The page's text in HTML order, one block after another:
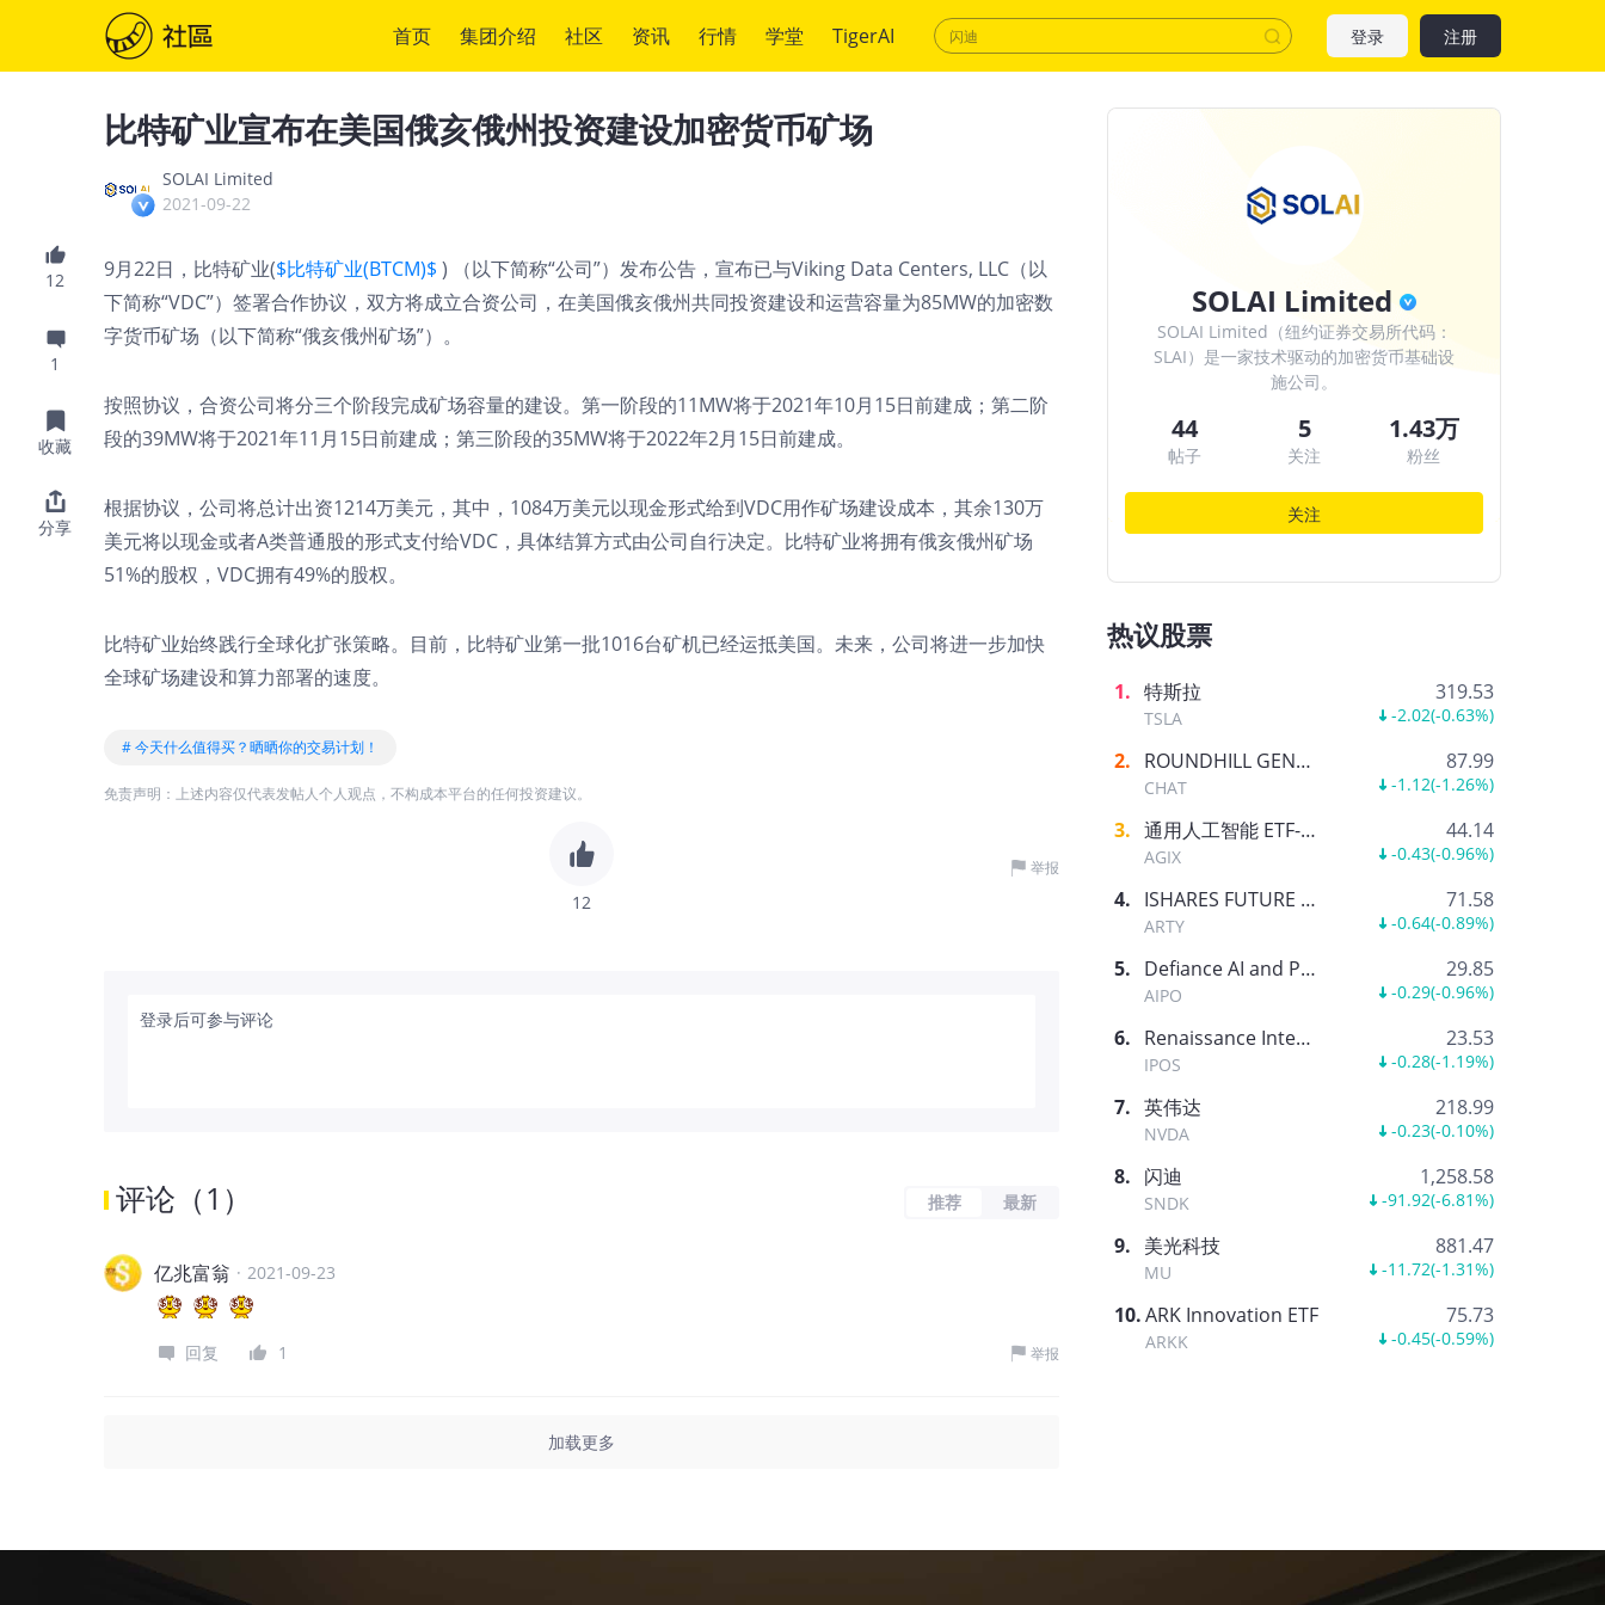
首页 集团介绍 社区 资讯 行情 学堂 TigerAI 登录 注册
12
1
收藏
分享
比特矿业宣布在美国俄亥俄州投资建设加密货币矿场
SOLAI Limited
2021-09-22
9月22日，比特矿业($比特矿业(BTCM)$ ) （以下简称“公司”）发布公告，宣布已与Viking Data Centers, LLC（以
下简称“VDC”）签署合作协议，双方将成立合资公司，在美国俄亥俄州共同投资建设和运营容量为85MW的加密数
字货币矿场（以下简称“俄亥俄州矿场”）。
按照协议，合资公司将分三个阶段完成矿场容量的建设。第一阶段的11MW将于2021年10月15日前建成；第二阶
段的39MW将于2021年11月15日前建成；第三阶段的35MW将于2022年2月15日前建成。
根据协议，公司将总计出资1214万美元，其中，1084万美元以现金形式给到VDC用作矿场建设成本，其余130万
美元将以现金或者A类普通股的形式支付给VDC，具体结算方式由公司自行决定。比特矿业将拥有俄亥俄州矿场
51%的股权，VDC拥有49%的股权。
比特矿业始终践行全球化扩张策略。目前，比特矿业第一批1016台矿机已经运抵美国。未来，公司将进一步加快
全球矿场建设和算力部署的速度。
# 今天什么值得买？晒晒你的交易计划！
免责声明：上述内容仅代表发帖人个人观点，不构成本平台的任何投资建议。
12
举报
登录后可参与评论
评论 （1 ） 推荐 最新
亿兆富翁 · 2021-09-23
回复 1 举报
加载更多
SOLAI Limited
SOLAI Limited（纽约证券交易所代码：
SLAI）是一家技术驱动的加密货币基础设
施公司。
44
帖子
5
关注
1.43万
粉丝
关注
热议股票
1. 特斯拉
TSLA
319.53
-2.02(-0.63%)
2. ROUNDHILL GENERATIVE AI & TECHNOLOGY ETF
CHAT
87.99
-1.12(-1.26%)
3. 通用人工智能 ETF-AGIX
AGIX
44.14
-0.43(-0.96%)
4. ISHARES FUTURE AI & TECH ETF
ARTY
71.58
-0.64(-0.89%)
5. Defiance AI and Power Infrastructure ETF
AIPO
29.85
-0.29(-0.96%)
6. Renaissance International IPO ETF
IPOS
23.53
-0.28(-1.19%)
7. 英伟达
NVDA
218.99
-0.23(-0.10%)
8. 闪迪
SNDK
1,258.58
-91.92(-6.81%)
9. 美光科技
MU
881.47
-11.72(-1.31%)
10.ARK Innovation ETF
ARKK
75.73
-0.45(-0.59%)